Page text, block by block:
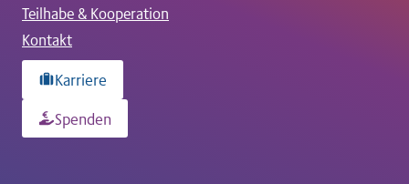
Teilhabe & Kooperation
Kontakt
Karriere
Spenden